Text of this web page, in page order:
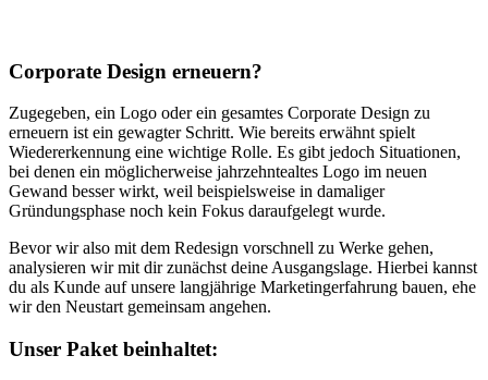
Corporate Design erneuern?
Zugegeben, ein Logo oder ein gesamtes Corporate Design zu
erneuern ist ein gewagter Schritt. Wie bereits erwähnt spielt
Wiedererkennung eine wichtige Rolle. Es gibt jedoch Situationen,
bei denen ein möglicherweise jahrzehntealtes Logo im neuen
Gewand besser wirkt, weil beispielsweise in damaliger
Gründungsphase noch kein Fokus daraufgelegt wurde.
Bevor wir also mit dem Redesign vorschnell zu Werke gehen,
analysieren wir mit dir zunächst deine Ausgangslage. Hierbei kannst
du als Kunde auf unsere langjährige Marketingerfahrung bauen, ehe
wir den Neustart gemeinsam angehen.
Unser Paket beinhaltet: